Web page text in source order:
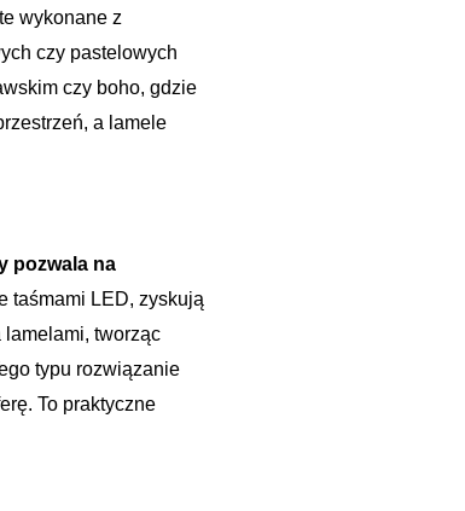
wykonane z
czy pastelowych
czy boho, gdzie
a lamele
pozwala na
taśmami LED, zyskują
lamelami, tworząc
typu rozwiązanie
To praktyczne